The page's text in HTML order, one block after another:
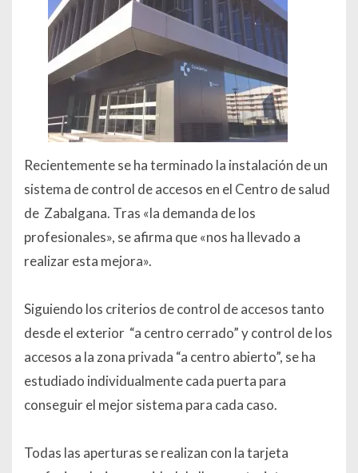
Recientemente se ha terminado la instalación de un
sistema de control de accesos en el Centro de salud
de Zabalgana. Tras «la demanda de los
profesionales», se afirma que «nos ha llevado a
realizar esta mejora».
Siguiendo los criterios de control de accesos tanto
desde el exterior “a centro cerrado” y control de los
accesos a la zona privada “a centro abierto”, se ha
estudiado individualmente cada puerta para
conseguir el mejor sistema para cada caso.
Todas las aperturas se realizan con la tarjeta